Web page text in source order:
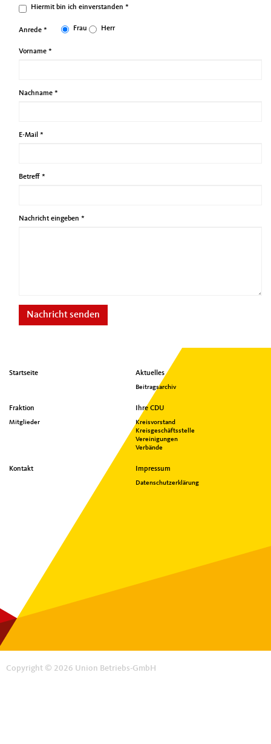
Hiermit bin ich einverstanden *
Anrede * Frau Herr
Vorname *
Nachname *
E-Mail *
Betreff *
Nachricht eingeben *
Nachricht senden
Seitenübersicht
Footer
Startseite Aktuelles
Beitragsarchiv
Fraktion
Mitglieder
Ihre CDU
Kreisvorstand
Kreisgeschäftsstelle
Vereinigungen
Verbände
Kontakt Impressum
Datenschutzerklärung
Copyright © 2026 Union Betriebs-GmbH